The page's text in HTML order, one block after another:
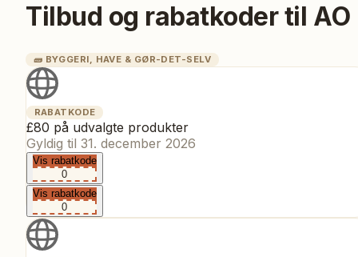
Tilbud og rabatkoder til AO
🧱 BYGGERI, HAVE & GØR-DET-SELV
RABATKODE
£80 på udvalgte produkter
Gyldig til 31. december 2026
Vis rabatkode
0
Vis rabatkode
0